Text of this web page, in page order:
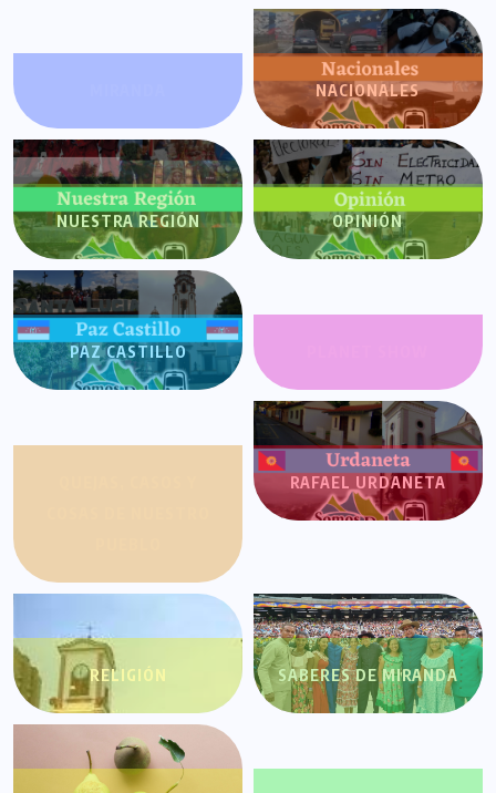
NACIONALES
NUESTRA REGIÓN OPINIÓN
PAZ CASTILLO
RAFAEL URDANETA
RELIGIÓN SABERES DE MIRANDA